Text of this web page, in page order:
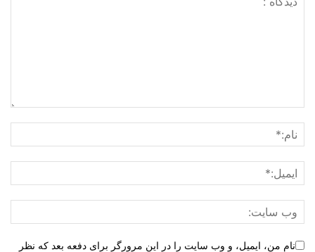
نام من، ایمیل، و وب سایت را در این مرورگر برای دفعه بعد که نظر